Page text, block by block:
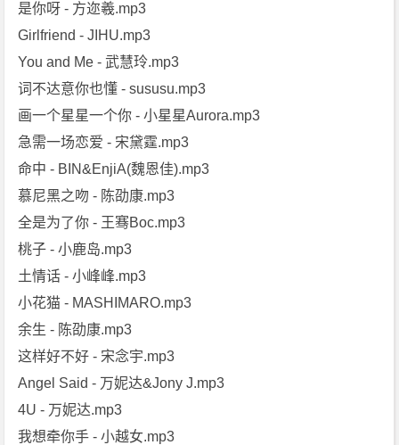
是你呀 - 方迩羲.mp3
Girlfriend - JIHU.mp3
You and Me - 武慧玲.mp3
词不达意你也懂 - sususu.mp3
画一个星星一个你 - 小星星Aurora.mp3
急需一场恋爱 - 宋黛霆.mp3
命中 - BIN&EnjiA(魏恩佳).mp3
慕尼黑之吻 - 陈劭康.mp3
全是为了你 - 王骞Boc.mp3
桃子 - 小鹿岛.mp3
土情话 - 小峰峰.mp3
小花猫 - MASHIMARO.mp3
余生 - 陈劭康.mp3
这样好不好 - 宋念宇.mp3
Angel Said - 万妮达&Jony J.mp3
4U - 万妮达.mp3
我想牵你手 - 小越女.mp3